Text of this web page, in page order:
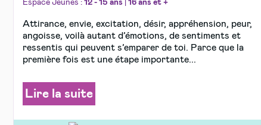
Espace Jeunes : 12 - 15 ans 16 ans et +
Attirance, envie, excitation, désir, appréhension, peur,
angoisse, voilà autant d’émotions, de sentiments et
ressentis qui peuvent s’emparer de toi. Parce que la
première fois est une étape importante...
Lire la suite